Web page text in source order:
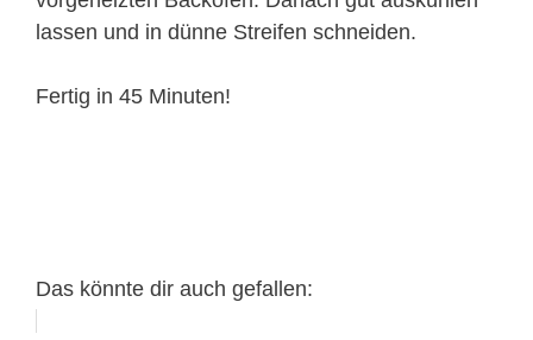
lassen und in dünne Streifen schneiden.
Fertig in 45 Minuten!
Das könnte dir auch gefallen: